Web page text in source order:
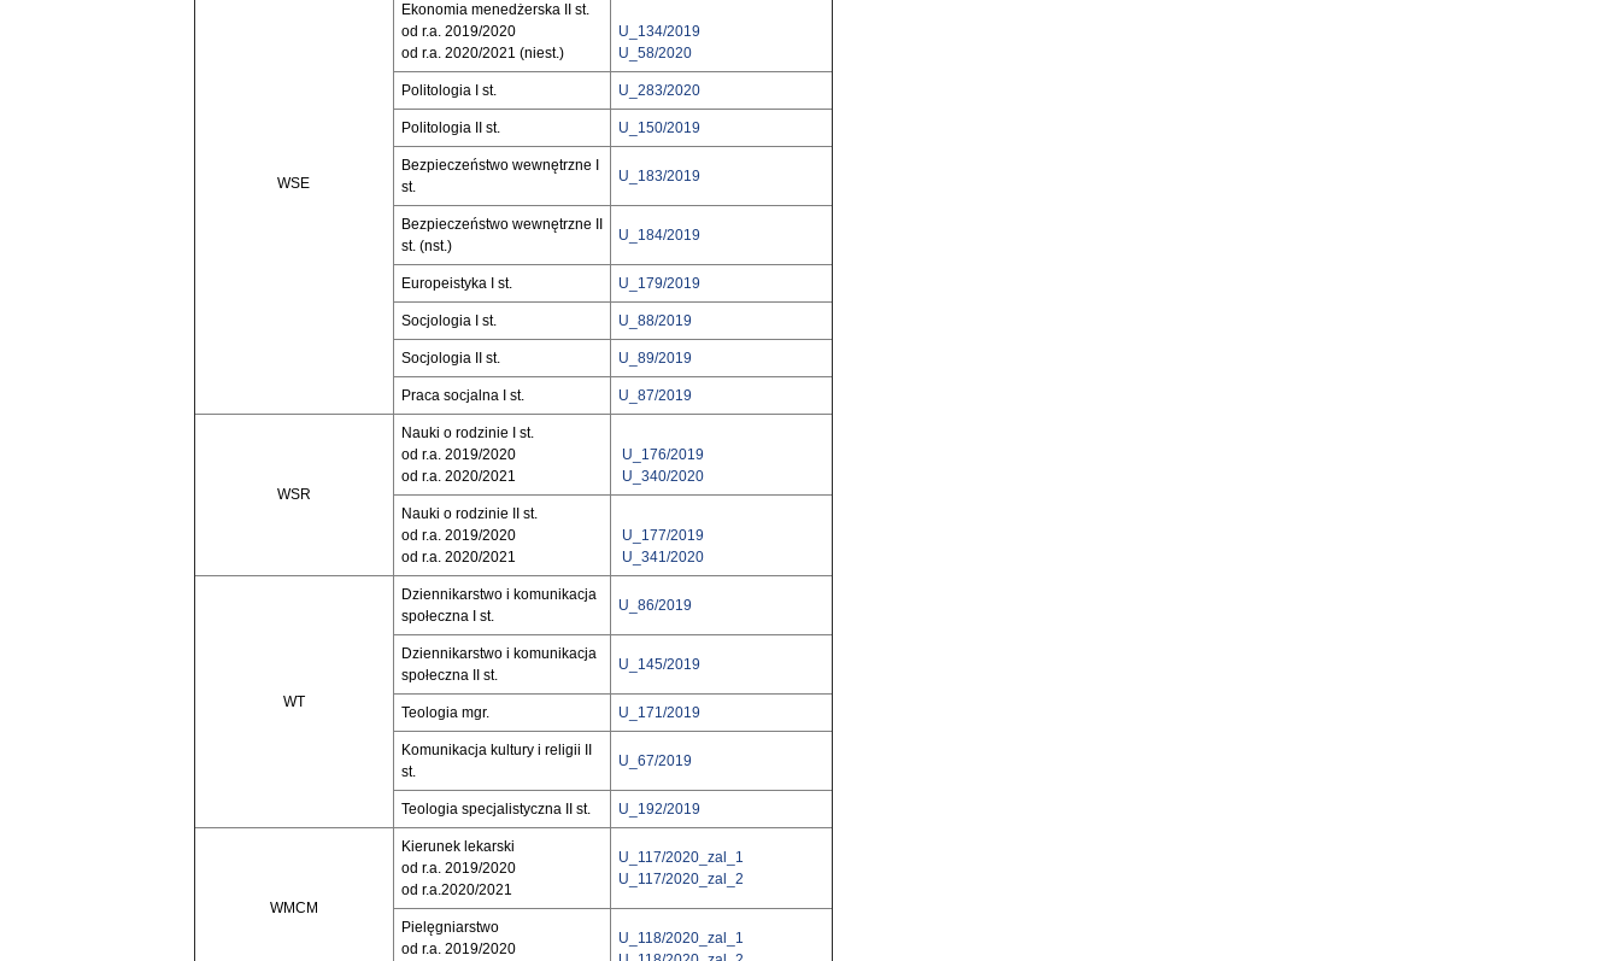
WSE
Ekonomia menedżerska II st.
od r.a. 2019/2020
od r.a. 2020/2021 (niest.)
U_134/2019
U_58/2020
Politologia I st. U_283/2020
Politologia II st. U_150/2019
Bezpieczeństwo wewnętrzne I
st.
U_183/2019
Bezpieczeństwo wewnętrzne II
st. (nst.)
U_184/2019
Europeistyka I st. U_179/2019
Socjologia I st. U_88/2019
Socjologia II st. U_89/2019
Praca socjalna I st. U_87/2019
WSR
Nauki o rodzinie I st.
od r.a. 2019/2020
od r.a. 2020/2021
U_176/2019
U_340/2020
Nauki o rodzinie II st.
od r.a. 2019/2020
od r.a. 2020/2021
U_177/2019
U_341/2020
WT
Dziennikarstwo i komunikacja
społeczna I st.
U_86/2019
Dziennikarstwo i komunikacja
społeczna II st.
U_145/2019
Teologia mgr. U_171/2019
Komunikacja kultury i religii II
st.
U_67/2019
Teologia specjalistyczna II st. U_192/2019
WMCM
Kierunek lekarski
od r.a. 2019/2020
od r.a.2020/2021
U_117/2020_zal_1
U_117/2020_zal_2
Pielęgniarstwo
od r.a. 2019/2020
U_118/2020_zal_1